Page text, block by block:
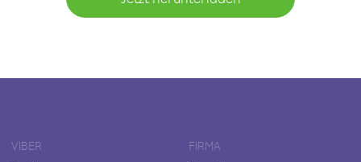
VIBER FIRMA